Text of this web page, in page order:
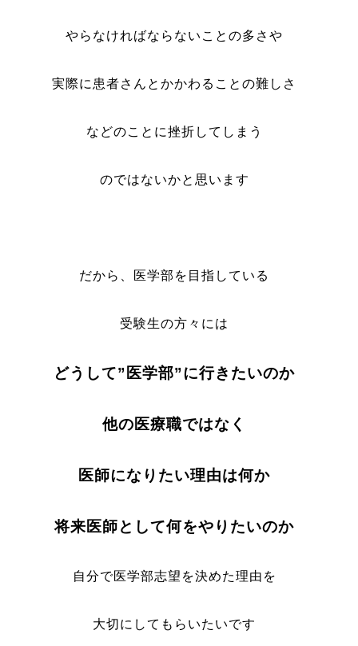
やらなければならないことの多さや
実際に患者さんとかかわることの難しさ
などのことに挫折してしまう
のではないかと思います
だから、医学部を目指している
受験生の方々には
どうして”医学部”に行きたいのか
他の医療職ではな く
医師になりたい理由は何か
将来医師として何をやりたいのか
自分で医学部志望を決めた理由を
大切にしてもらいたいです